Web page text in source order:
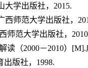
大学出版社，2015.
西师范大学出版社，
师范大学出版社，
（2000－2010）
出版社，1998.